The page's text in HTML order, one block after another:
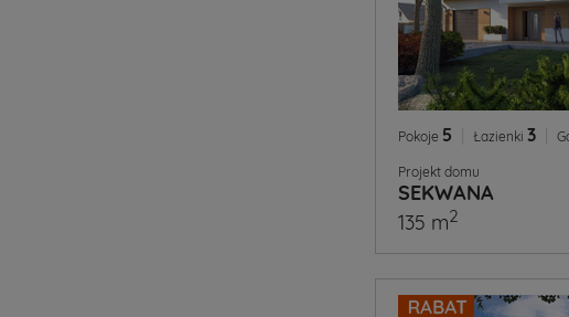
Pokoje 5 Łazienki 3
Projekt domu
SEKWANA
135 m2